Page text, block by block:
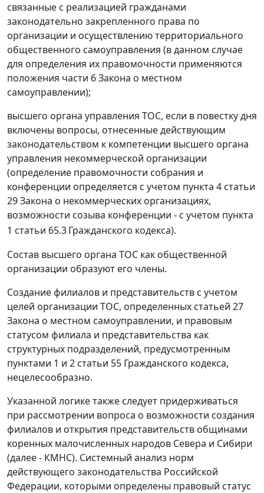
связанные с реализацией гражданами
законодательно закрепленного права по
организации и осуществлению территориального
общественного самоуправления (в данном случае
для определения их правомочности применяются
положения части 6 Закона о местном
самоуправлении);
высшего органа управления ТОС, если в повестку дня
включены вопросы, отнесенные действующим
законодательством к компетенции высшего органа
управления некоммерческой организации
(определение правомочности собрания и
конференции определяется с учетом пункта 4 статьи
29 Закона о некоммерческих организациях,
возможности созыва конференции - с учетом пункта
1 статьи 65.3Гражданского кодекса).
Состав высшего органа ТОС как общественной
организации образуют его члены.
Создание филиалов и представительств с учетом
целей организации ТОС, определенных статьей 27
Закона о местном самоуправлении, и правовым
статусом филиала и представительства как
структурных подразделений, предусмотренным
пунктами 1 и 2 статьи 55 Гражданского кодекса,
нецелесообразно.
Указанной логике также следует придерживаться
при рассмотрении вопроса о возможности создания
филиалов и открытия представительств общинами
коренных малочисленных народов Севера и Сибири
(далее - КМНС). Системный анализ норм
действующего законодательства Российской
Федерации, которыми определены правовый статус